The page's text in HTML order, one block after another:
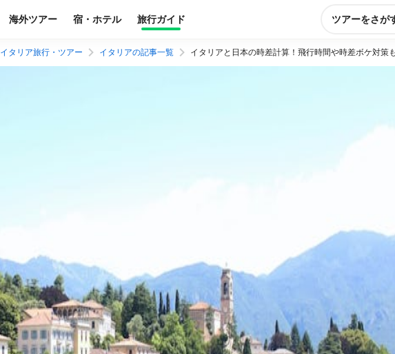
海外ツアー 宿・ホテル 旅行ガイド ツアーをさが
イタリア旅行・ツアー イタリアの記事一覧 イタリアと日本の時差計算！飛行時間や時差ボケ対策